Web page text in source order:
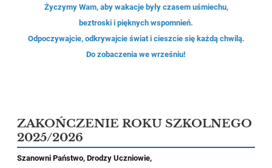
Życzymy Wam, aby wakacje były czasem uśmiechu,
beztroski i pięknych wspomnień.
Odpoczywajcie, odkrywajcie świat i cieszcie się każdą chwilą.
Do zobaczenia we wrześniu!
ZAKOŃCZENIE ROKU SZKOLNEGO
2025/2026
Szanowni Państwo,Drodzy Uczniowie,